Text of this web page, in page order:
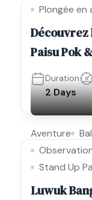
Plongée en
Découvrez
Paisu Pok
Duration
2 Days
Aventure
Stand Up
Luwuk